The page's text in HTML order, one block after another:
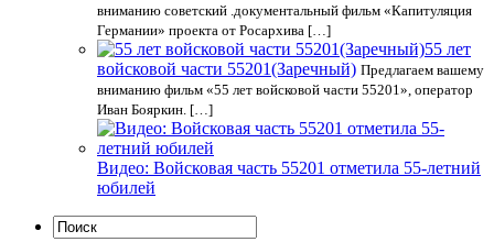
вниманию советский .документальный фильм «Капитуляция
Германии» проекта от Росархива […]
55 лет
войсковой части 55201(Заречный) Предлагаем вашему
вниманию фильм «55 лет войсковой части 55201», оператор
Иван Бояркин. […]
Видео: Войсковая часть 55201 отметила 55-летний
юбилей